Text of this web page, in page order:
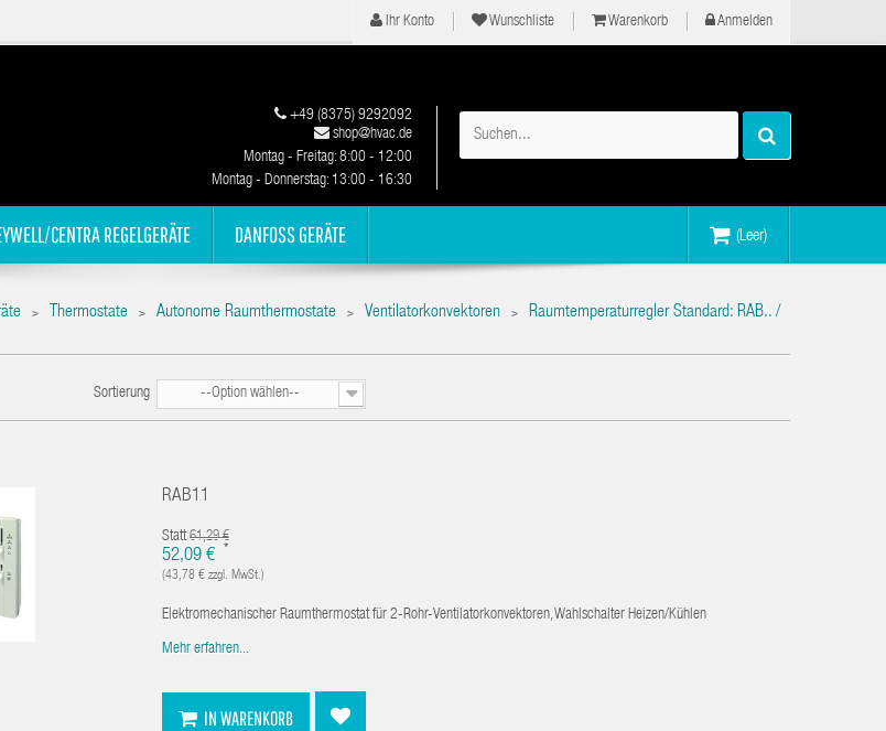
Ihr Konto Wunschliste Warenkorb Anmelden
(Leer)
+49 (8375) 9292092
shop@hvac.de
Montag - Freitag: 8:00 - 12:00
Montag - Donnerstag: 13:00 - 16:30
CENTRA REGELGERÄTE DANFOSS GERÄTE
> Thermostate > Autonome Raumthermostate > Ventilatorkonvektoren >
Raumtemperaturregler Standard: RAB.. /
Sortierung --Option wählen--
RAB11
Statt61,29 €
52,09 € *
(43,78 € zzgl. MwSt.)
Elektromechanischer Raumthermostat für 2-Rohr-Ventilatorkonvektoren, Wahlschalter Heizen/Kühlen
Mehr erfahren...
IN WARENKORB